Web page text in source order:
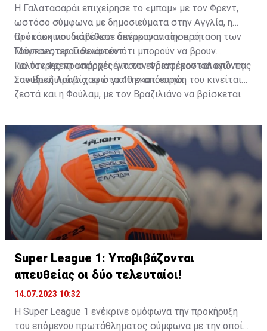
Η Γαλατασαράι επιχείρησε το «μπαμ» με τον Φρεντ,
ωστόσο σύμφωνα με δημοσιεύματα στην Αγγλία, η
πρόταση που κατέθεσε δεν ικανοποίησε τη
Μάντσεστερ Γιουνάιτεντ.
Οι «κόκκινοι διάβολοι» απέρριψαν την πρόταση των
Τούρκων, αφού θεωρούν ότι μπορούν να βρουν
καλύτερες προσφορές για τον Φρεντ, κοστολογώντας
τον Βραζιλιάνο χαφ στα 40 εκατ. ευρώ.
Για τον Φρεντ υπάρχει έντονο ενδιαφέρον και από τη
Σαουδική Αραβία, ενώ για την απόκτηση του κινείται
ζεστά και η Φούλαμ, με τον Βραζιλιάνο να βρίσκεται
Super League 1: Yποβιβάζονται
απευθείας οι δύο τελευταίοι!
14.07.2023 10:32
Η Super League 1 ενέκρινε ομόφωνα την προκήρυξη
του επόμενου πρωτάθληματος σύμφωνα με την οποία